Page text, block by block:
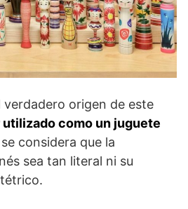
origen de este
utilizado como un juguete
considera que la
sea tan literal ni su